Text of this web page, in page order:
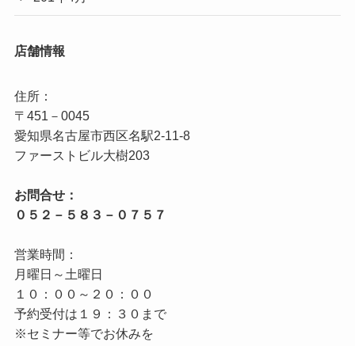
店舗情報
住所：
〒451－0045
愛知県名古屋市西区名駅2‐11‐8
ファーストビル大樹203
お問合せ：
営業時間：
月曜日～土曜日
１０：００～２０：００
予約受付は１９：３０まで
※セミナー等でお休みを